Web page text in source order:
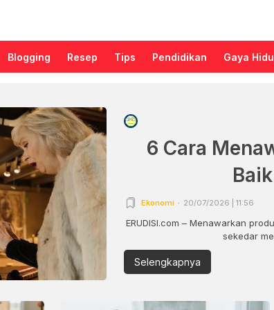
Blogging Resep Tips Pendidikan Gaya
6 Cara
Ekonomi 20/07/2026 | 11:56
ERUDISI.com – Menawarkan
sekedar
Selengkapnya